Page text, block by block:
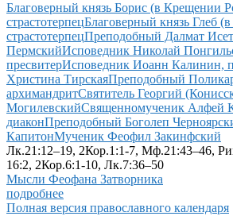
Благоверный князь Борис (в Крещении
страстотерпецБлаговерный князь Глеб
страстотерпецПреподобный Далмат
ПермскийИсповедник Николай
пресвитерИсповедник Иоанн Калинин,
Христина ТирскаяПреподобный
архимандритСвятитель Георгий
МогилевскийСвященномученик Алфей
диаконПреподобный Боголеп
КапитонМученик Феофил Закинфский
Лк.21:12–19, 2Кор.1:1-7, Мф.21:43–46,
16:2, 2Кор.6:1-10, Лк.7:36–50
Мысли Феофана Затворника
подробнее
Полная версия православного календаря